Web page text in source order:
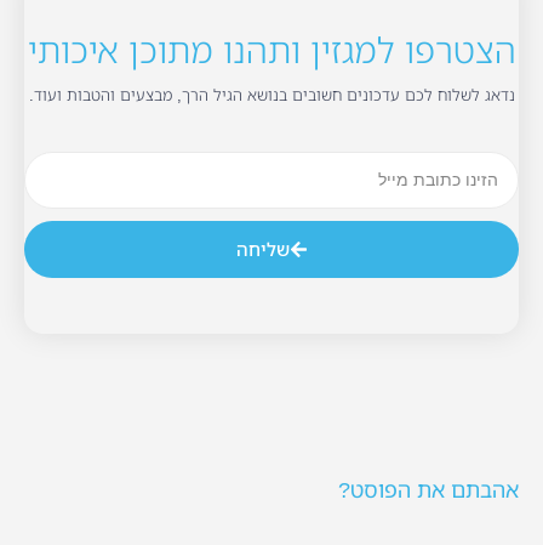
הצטרפו למגזין ותהנו מתוכן איכותי
נדאג לשלוח לכם עדכונים חשובים בנושא הגיל הרך, מבצעים והטבות ועוד.
שליחה
אהבתם את הפוסט?